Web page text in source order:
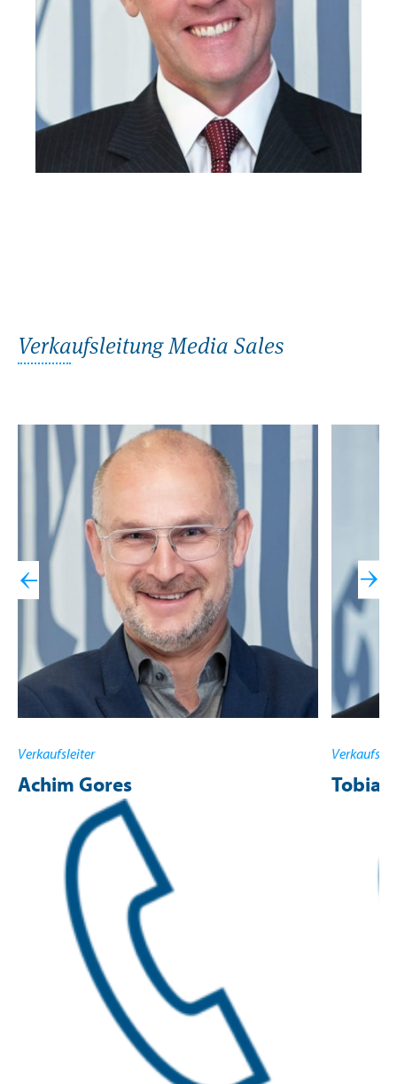
Verkaufsleitung Media Sales
Verkaufsleiter
Achim Gores